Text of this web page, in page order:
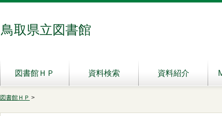
鳥取県立図書館
図書館ＨＰ 資料検索 資料紹介
図書館ＨＰ >